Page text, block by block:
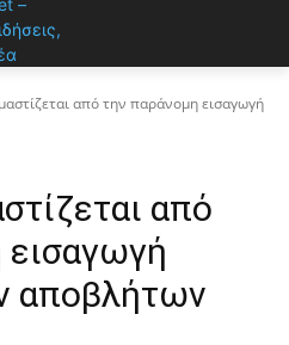
από την παράνομη εισαγωγή
από
αποβλήτων